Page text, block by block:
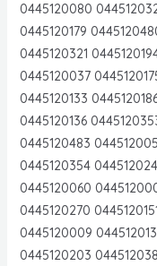
0445120080
0445120179
0445120321
0445120037
0445120133
0445120136
0445120483
0445120354
0445120060
0445120270
0445120009
0445120203